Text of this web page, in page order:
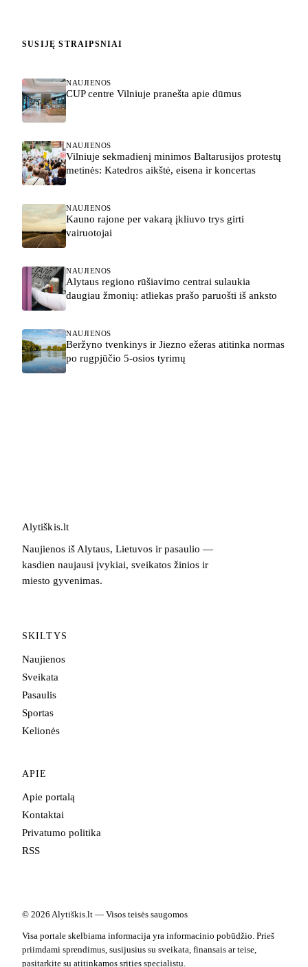
SUSIJĘ STRAIPSNIAI
NAUJIENOS
CUP centre Vilniuje pranešta apie dūmus
NAUJIENOS
Vilniuje sekmadienį minimos Baltarusijos protestų
metinės: Katedros aikštė, eisena ir koncertas
NAUJIENOS
Kauno rajone per vakarą įkliuvo trys girti
vairuotojai
NAUJIENOS
Alytaus regiono rūšiavimo centrai sulaukia
daugiau žmonių: atliekas prašo paruošti iš anksto
NAUJIENOS
Beržyno tvenkinys ir Jiezno ežeras atitinka normas
po rugpjūčio 5-osios tyrimų
Alytiškis.lt
Naujienos iš Alytaus, Lietuvos ir pasaulio —
kasdien naujausi įvykiai, sveikatos žinios ir
miesto gyvenimas.
SKILTYS
Naujienos
Sveikata
Pasaulis
Sportas
Kelionės
APIE
Apie portalą
Kontaktai
Privatumo politika
RSS
© 2026 Alytiškis.lt — Visos teisės saugomos
Visa portale skelbiama informacija yra informacinio pobūdžio. Prieš
priimdami sprendimus, susijusius su sveikata, finansais ar teise,
pasitarkite su atitinkamos srities specialistu.